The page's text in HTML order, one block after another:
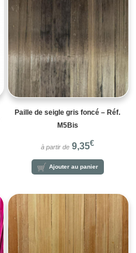
Paille de seigle gris foncé – Réf.
M5Bis
à partir de 9,35€
Ajouter au panier